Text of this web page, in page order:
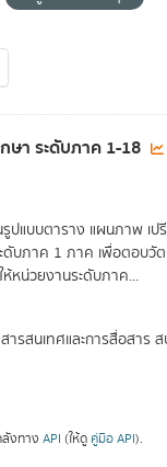
ษา ระดับภาค 1-18
รูปแบบตาราง แผนภาพ เ
ดับภาค 1 ภาค เพื่อตอบวั
หน่วยงานระดับภาค...
ารสนเทศและการสื่อสาร
งทาง API (ให้ดู คู่มือ API).